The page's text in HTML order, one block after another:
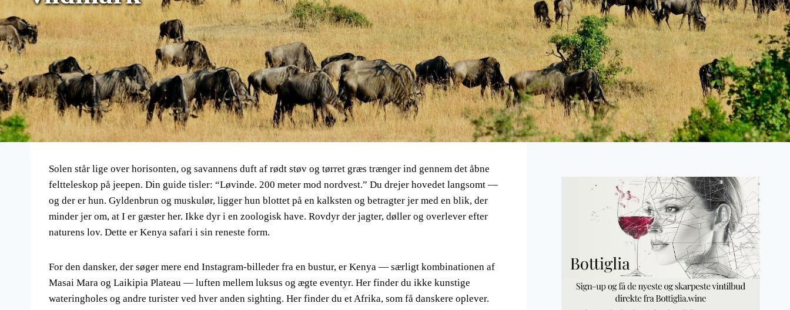
Solen står lige over horisonten, og savannens duft af rødt støv og tørret græs trænger ind gennem det åbne
feltteleskop på jeepen. Din guide tisler: “Løvinde. 200 meter mod nordvest.” Du drejer hovedet langsomt —
og der er hun. Gyldenbrun og muskulør, ligger hun blottet på en kalksten og betragter jer med en blik, der
minder jer om, at I er gæster her. Ikke dyr i en zoologisk have. Rovdyr der jagter, døller og overlever efter
naturens lov. Dette er Kenya safari i sin reneste form.
For den dansker, der søger mere end Instagram-billeder fra en bustur, er Kenya — særligt kombinationen af
Masai Mara og Laikipia Plateau — luften mellem luksus og ægte eventyr. Her finder du ikke kunstige
wateringholes og andre turister ved hver anden sighting. Her finder du et Afrika, som få danskere oplever.